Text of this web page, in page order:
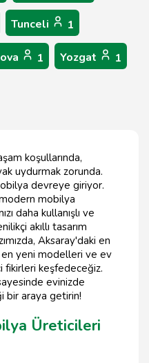
Tunceli 1
1 Yozgat 1
koşullarında,
uydurmak zorunda.
devreye giriyor.
mobilya
daha kullanışlı ve
akıllı tasarım
Aksaray'daki en
en yeni modelleri ve ev
fikirleri keşfedeceğiz.
evinizde
bir araya getirin!
Üreticileri